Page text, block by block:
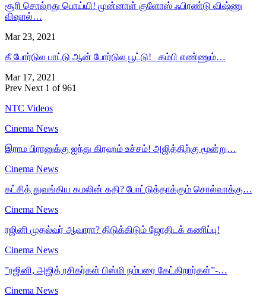
சூரி சொல்றது பொய்யி! முன்னாள் குளோஸ் ஃபிரண்டு விஷ்ணு
விஷால்…
Mar 23, 2021
கீ போர்டுல பாட்டு ஆன் போர்டுல பூட்டு! கம்பி எண்ணும்…
Mar 17, 2021
Prev Next 1 of 961
NTC Videos
Cinema News
இராம பிரானுக்கு ஐந்து கிரஹம் உச்சம்! அஜித்திற்கு மூன்று…
Cinema News
கட்சித் துவங்கிய கமலின் கதி? போட்டுத்தாக்கும் சொல்வாக்கு…
Cinema News
ரஜினி முதல்வர் ஆவாரா? திடுக்கிடும் ஜோதிடக் கணிப்பு!
Cinema News
”ரஜினி, அஜித் ரசிகர்கள் பிஸ்மி நம்பரை கேட்கிறார்கள்”-…
Cinema News